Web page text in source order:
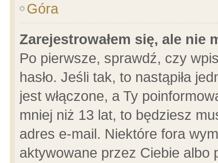
Góra
Zarejestrowałem się, ale nie
Po pierwsze, sprawdź, czy
hasło. Jeśli tak, to nastąpiła
jest włączone, a Ty
mniej niż 13 lat, to będziesz
adres e-mail. Niektóre fora
aktywowane przez Ciebie albo